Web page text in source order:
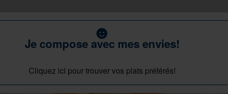
Je compose avec mes envies!
Cliquez ici pour trouver vos plats préférés!